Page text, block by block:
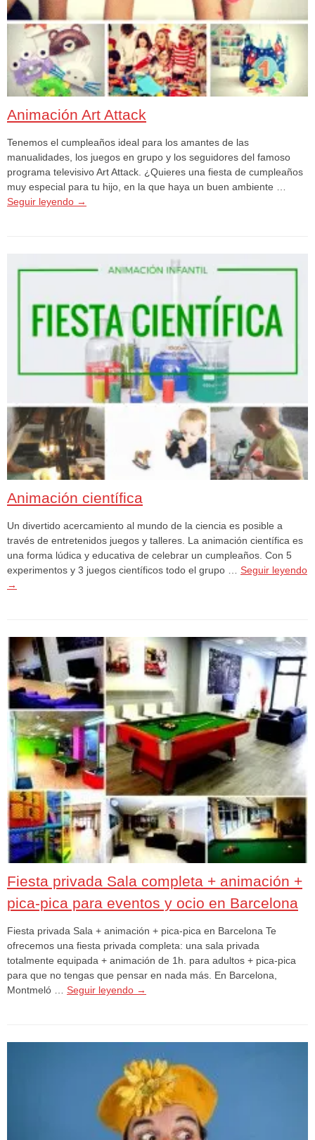
Animación Art Attack
Tenemos el cumpleaños ideal para los amantes de las
manualidades, los juegos en grupo y los seguidores del famoso
programa televisivo Art Attack. ¿Quieres una fiesta de cumpleaños
muy especial para tu hijo, en la que haya un buen ambiente …
Seguir leyendo →
Animación científica
Un divertido acercamiento al mundo de la ciencia es posible a
través de entretenidos juegos y talleres. La animación científica es
una forma lúdica y educativa de celebrar un cumpleaños. Con 5
experimentos y 3 juegos científicos todo el grupo … Seguir leyendo
→
Fiesta privada Sala completa + animación +
pica-pica para eventos y ocio en Barcelona
Fiesta privada Sala + animación + pica-pica en Barcelona Te
ofrecemos una fiesta privada completa: una sala privada
totalmente equipada + animación de 1h. para adultos + pica-pica
para que no tengas que pensar en nada más. En Barcelona,
Montmeló … Seguir leyendo →